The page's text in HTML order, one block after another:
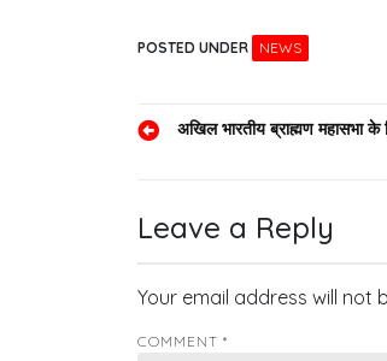
POSTED UNDER NEWS
Postअखिल भारतीय ब्राह्मण महासभा
Leave a Reply
Your email address will not
COMMENT *